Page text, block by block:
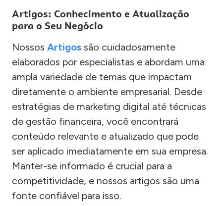
Artigos: Conhecimento e Atualização
para o Seu Negócio
Nossos Artigos são cuidadosamente
elaborados por especialistas e abordam uma
ampla variedade de temas que impactam
diretamente o ambiente empresarial. Desde
estratégias de marketing digital até técnicas
de gestão financeira, você encontrará
conteúdo relevante e atualizado que pode
ser aplicado imediatamente em sua empresa.
Manter-se informado é crucial para a
competitividade, e nossos artigos são uma
fonte confiável para isso.